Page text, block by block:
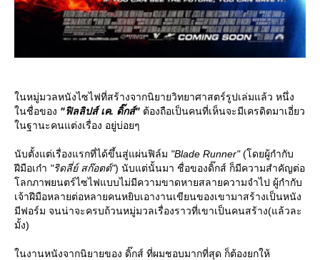
นหมู่มวลหนังไซไฟที่สร้างจากนิยายวิทยาศาสตร์รูปเล่มแล้ว หนึ่ง
นชื่อของ "ฟิลลิปส์ เค. ดิ๊กส์" ต้องถือเป็นคนที่เห็นจะมีเครดิตมาเอี่ยว
นฐานะคนแต่งเรื่อง อยู่บ่อยๆ
นับตั้งแต่เรื่องแรกที่ได้ขึ้นสู่แผ่นฟิล์ม "Blade Runner"(โดยผู้กำกับ
ฝีมือเก๋า "ริดลี่ย์ สก๊อตต์") นับแต่นั้นมา ชื่อของดิ๊กส์ ก็มีความสำคัญต่อ
ลกภาพยนตร์ไซไฟแบบไม่มีความขาดหายสลายความจำไป ผู้กำกับ
เจ้าฝีมือหลายต่อหลายคนหยิบเอางานเขียนของเขามาสร้างเป็นหนัง
มีฟอร์ม จนน่าจะครบถ้วนหมู่มวลเรื่องราวที่เขาเป็นคนสร้าง(แล้วละ
มั้ง)
นงานหนังจากนิยายของ ดิ๊กส์ ที่ผมชอบมากที่สุด ก็ต้องยกให้